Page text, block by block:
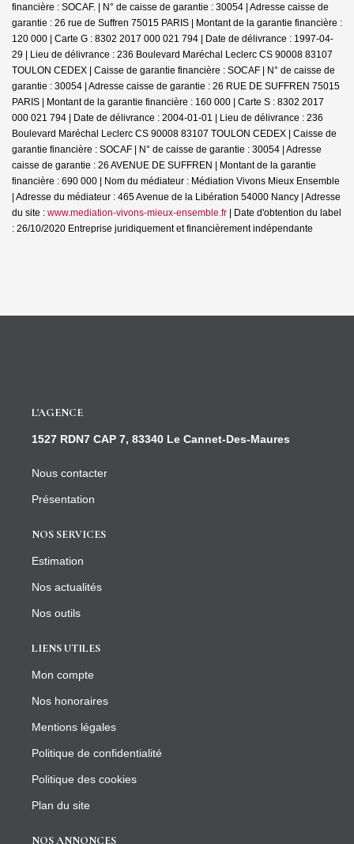
financière : SOCAF. | N° de caisse de garantie : 30054 | Adresse caisse de
garantie : 26 rue de Suffren 75015 PARIS | Montant de la garantie financière :
120 000 | Carte G : 8302 2017 000 021 794 | Date de délivrance : 1997-04-
29 | Lieu de délivrance : 236 Boulevard Maréchal Leclerc CS 90008 83107
TOULON CEDEX | Caisse de garantie financière : SOCAF | N° de caisse de
garantie : 30054 | Adresse caisse de garantie : 26 RUE DE SUFFREN 75015
PARIS | Montant de la garantie financière : 160 000 | Carte S : 8302 2017
000 021 794 | Date de délivrance : 2004-01-01 | Lieu de délivrance : 236
Boulevard Maréchal Leclerc CS 90008 83107 TOULON CEDEX | Caisse de
garantie financière : SOCAF | N° de caisse de garantie : 30054 | Adresse
caisse de garantie : 26 AVENUE DE SUFFREN | Montant de la garantie
financière : 690 000 | Nom du médiateur : Médiation Vivons Mieux Ensemble
| Adresse du médiateur : 465 Avenue de la Libération 54000 Nancy | Adresse
du site : www.mediation-vivons-mieux-ensemble.fr | Date d'obtention du label
: 26/10/2020 Entreprise juridiquement et financièrement indépendante
L'AGENCE
1527 RDN7 CAP 7, 83340 Le Cannet-Des-Maures
Nous contacter
Présentation
NOS SERVICES
Estimation
Nos actualités
Nos outils
LIENS UTILES
Mon compte
Nos honoraires
Mentions légales
Politique de confidentialité
Politique des cookies
Plan du site
NOS ANNONCES